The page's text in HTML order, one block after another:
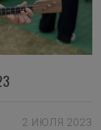
2 ИЮЛЯ 2023